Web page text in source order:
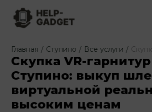
Главная / Ступино / Все услуги /
Скупка VR-
Ступино: выкуп
виртуальной
высоким ценам